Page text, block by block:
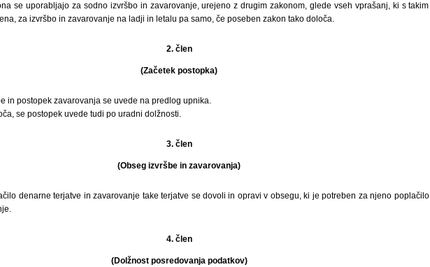
se uporabljajo za sodno izvršbo in zavarovanje, urejeno z drugim zakonom, glede vseh vprašanj, ki s takim
za izvršbo in zavarovanje na ladji in letalu pa samo, če poseben zakon tako določa.
2. člen
(Začetek postopka)
in postopek zavarovanja se uvede na predlog upnika.
se postopek uvede tudi po uradni dolžnosti.
3. člen
(Obseg izvršbe in zavarovanja)
denarne terjatve in zavarovanje take terjatve se dovoli in opravi v obsegu, ki je potreben za njeno poplačilo
4. člen
(Dolžnost posredovanja podatkov)